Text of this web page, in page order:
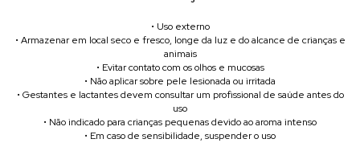
• Uso externo
• Armazenar em local seco e fresco, longe da luz e do alcance de crianças e
animais
• Evitar contato com os olhos e mucosas
• Não aplicar sobre pele lesionada ou irritada
• Gestantes e lactantes devem consultar um profissional de saúde antes do
uso
• Não indicado para crianças pequenas devido ao aroma intenso
• Em caso de sensibilidade, suspender o uso